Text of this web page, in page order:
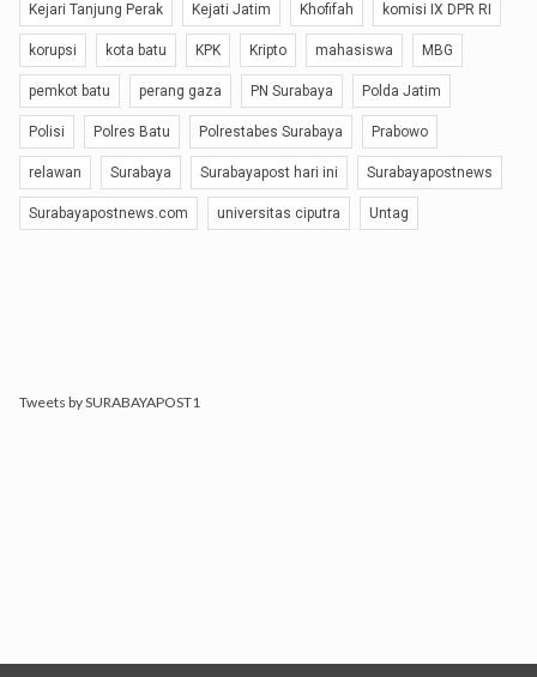
Kejari Tanjung Perak Kejati Jatim Khofifah komisi IX DPR RI
korupsi kota batu KPK Kripto mahasiswa MBG
pemkot batu perang gaza PN Surabaya Polda Jatim
Polisi Polres Batu Polrestabes Surabaya Prabowo
relawan Surabaya Surabayapost hari ini Surabayapostnews
Surabayapostnews.com universitas ciputra Untag
Tweets by SURABAYAPOST1